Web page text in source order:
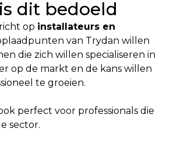
dit bedoeld
op installateurs en
van Trydan willen
die zich willen specialiseren in
op de markt en de kans willen
te groeien.
perfect voor professionals die
sector.